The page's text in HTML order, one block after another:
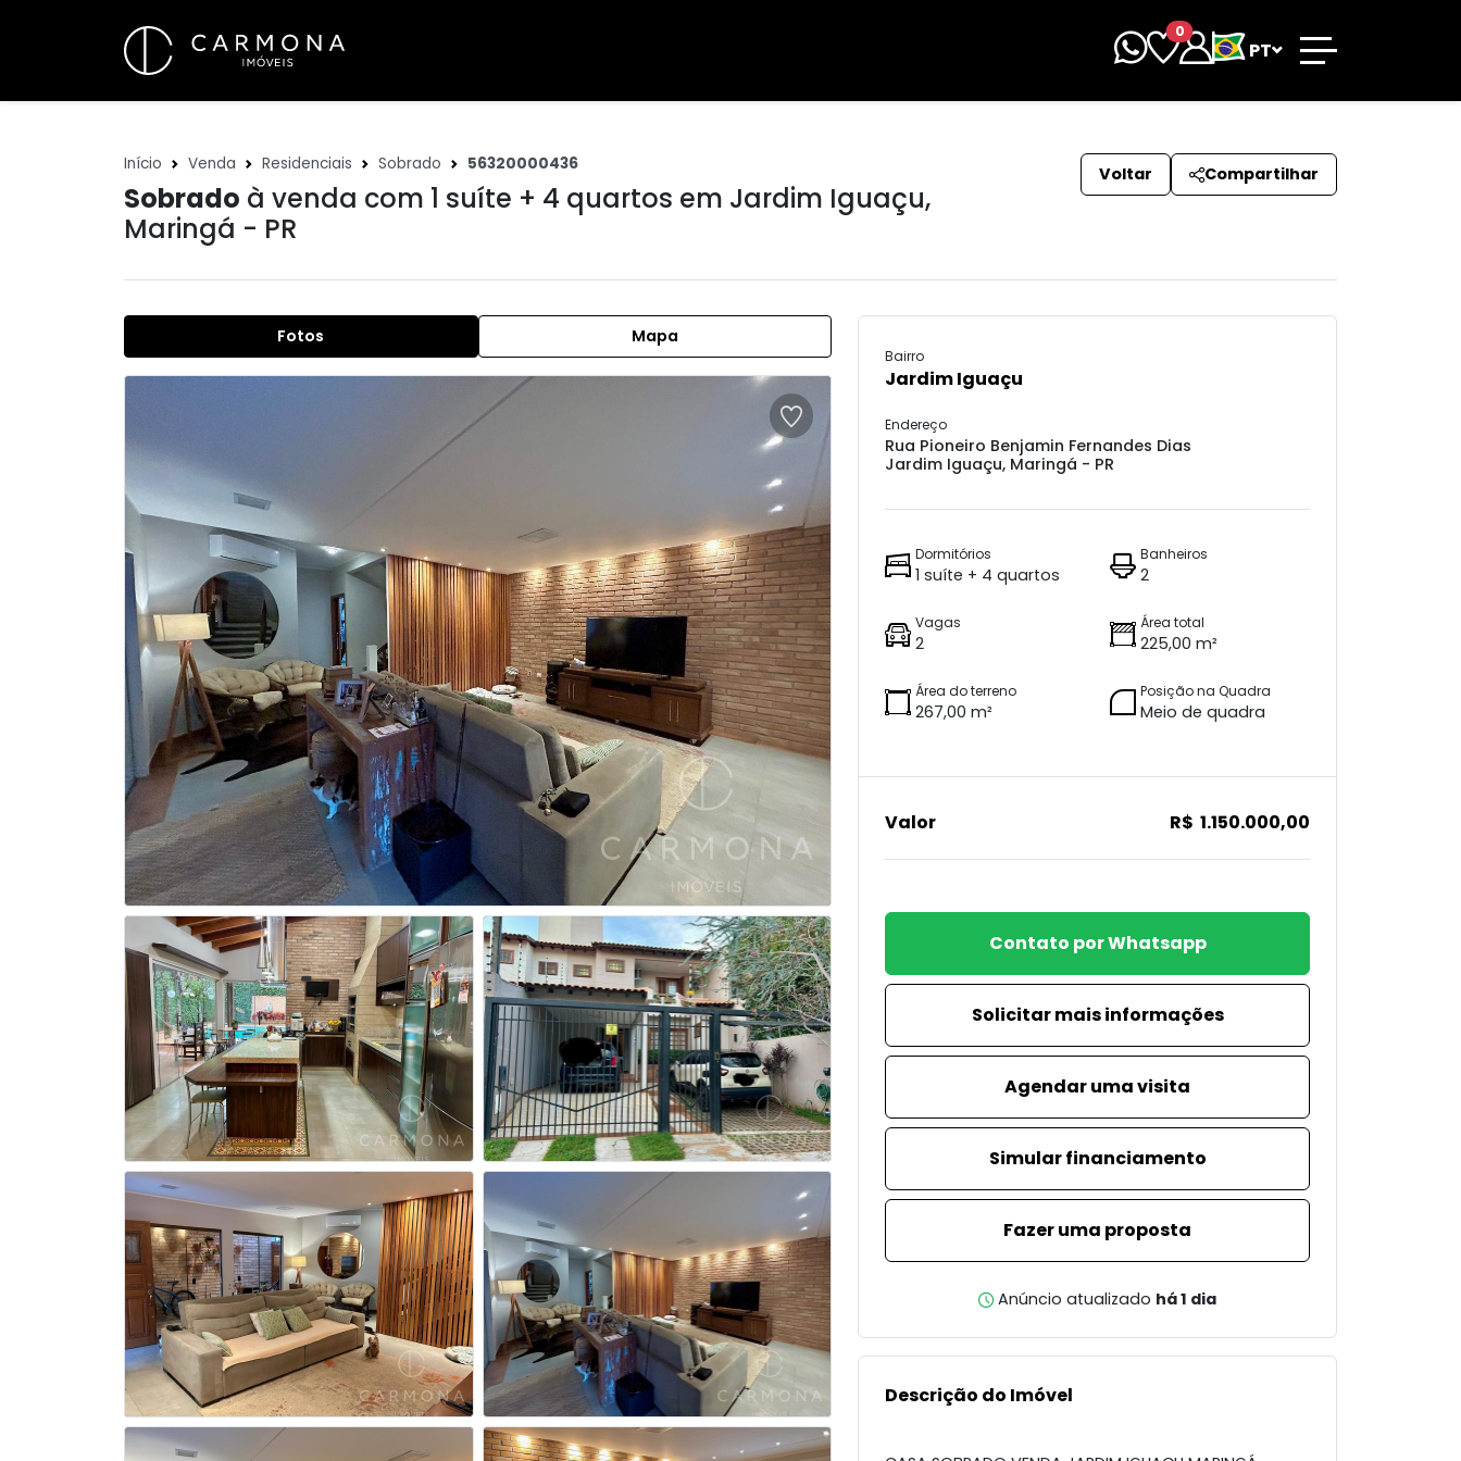
0
PT
Início Venda Residenciais Sobrado 56320000436
Sobrado à venda com 1 suíte + 4 quartos em Jardim Iguaçu,
Maringá - PR
Voltar Compartilhar
Fotos Mapa
Bairro
Jardim Iguaçu
Endereço
Rua Pioneiro Benjamin Fernandes Dias
Jardim Iguaçu, Maringá - PR
Dormitórios
1 suíte + 4 quartos
Banheiros
2
Vagas
2
Área total
225,00 m²
Área do terreno
267,00 m²
Posição na Quadra
Meio de quadra
Valor R$ 1.150.000,00
Contato por Whatsapp
Solicitar mais informações
Agendar uma visita
Simular financiamento
Fazer uma proposta
Anúncio atualizado há 1 dia
Descrição do Imóvel